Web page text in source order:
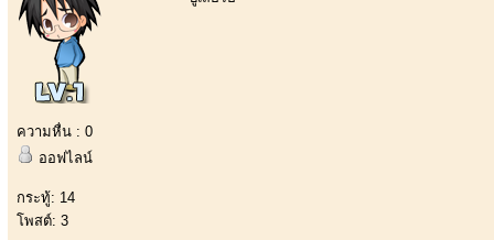
ความหื่น : 0
ออฟไลน์
กระทู้: 14
โพสต์: 3